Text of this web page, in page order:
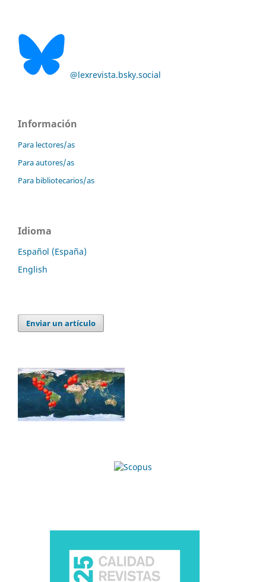
@lexrevista.bsky.social
Información
Para lectores/as
Para autores/as
Para bibliotecarios/as
Idioma
Español (España)
English
Enviar un artículo